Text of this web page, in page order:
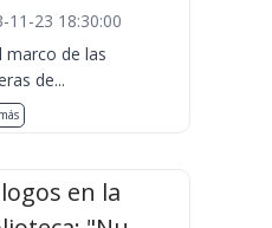
11-23 18:30:00
marco de las
de...
en la